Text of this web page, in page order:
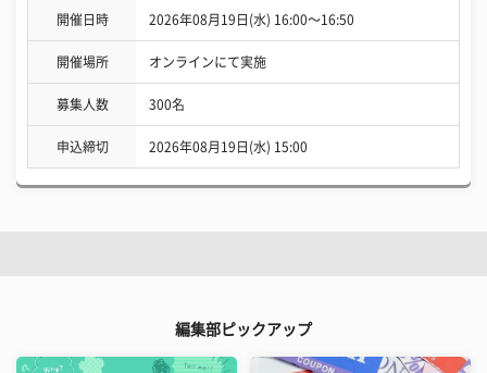
開催日時 2026年08月19日(水) 16:00〜16:50
開催場所 オンラインにて実施
募集人数 300名
申込締切 2026年08月19日(水) 15:00
編集部ピックアップ